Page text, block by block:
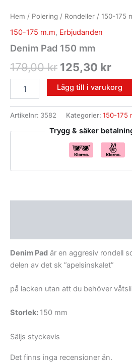
Hem / Polering / Rondeller / 150-175
150-175 m.m, Erbjudanden
Denim Pad 150 mm
179,00kr 125,30 kr
Lägg till i varukorg
Artikelnr: 3582 Kategorier: 150-175
Trygg & säker
Denim Pad är en aggresiv rondell
delen av det sk ”apelsinskalet”
på lacken utan att du behöver
Storlek: 150 mm
Säljs styckevis
Det finns inga recensioner än.